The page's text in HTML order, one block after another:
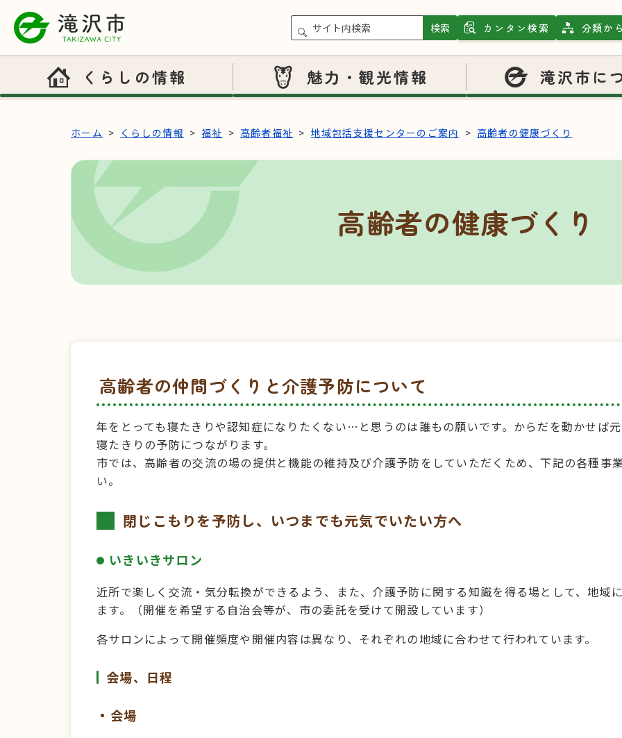
本文へスキップ
検索 カンタン検索 分類か
くらしの情報 魅力・観光情報 滝沢市に
ホーム くらしの情報 福祉 高齢者福祉 地域包括支援センターのご案内 高齢者の健康づくり
高齢者の健康づくり
高齢者の仲間づくりと介護予防について
年をとっても寝たきりや認知症になりたくない…と思うのは誰もの願いです。からだを動かせば
寝たきりの予防につながります。
市では、高齢者の交流の場の提供と機能の維持及び介護予防をしていただくため、下記の各種事
い。
閉じこもりを予防し、いつまでも元気でいたい方へ
いきいきサロン
近所で楽しく交流・気分転換ができるよう、また、介護予防に関する知識を得る場として、地域
ます。（開催を希望する自治会等が、市の委託を受けて開設しています）
各サロンによって開催頻度や開催内容は異なり、それぞれの地域に合わせて行われています。
会場、日程
会場